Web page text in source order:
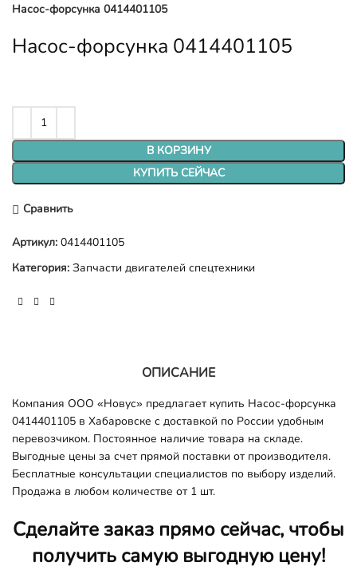
Насос-форсунка 0414401105
Насос-форсунка 0414401105
В КОРЗИНУ
КУПИТЬ СЕЙЧАС
Сравнить
Артикул: 0414401105
Категория: Запчасти двигателей спецтехники
ОПИСАНИЕ
Компания ООО «Новус» предлагает купить Насос-форсунка
0414401105 в Хабаровске с доставкой по России удобным
перевозчиком. Постоянное наличие товара на складе.
Выгодные цены за счет прямой поставки от производителя.
Бесплатные консультации специалистов по выбору изделий.
Продажа в любом количестве от 1 шт.
Сделайте заказ прямо сейчас, чтобы
получить самую выгодную цену!